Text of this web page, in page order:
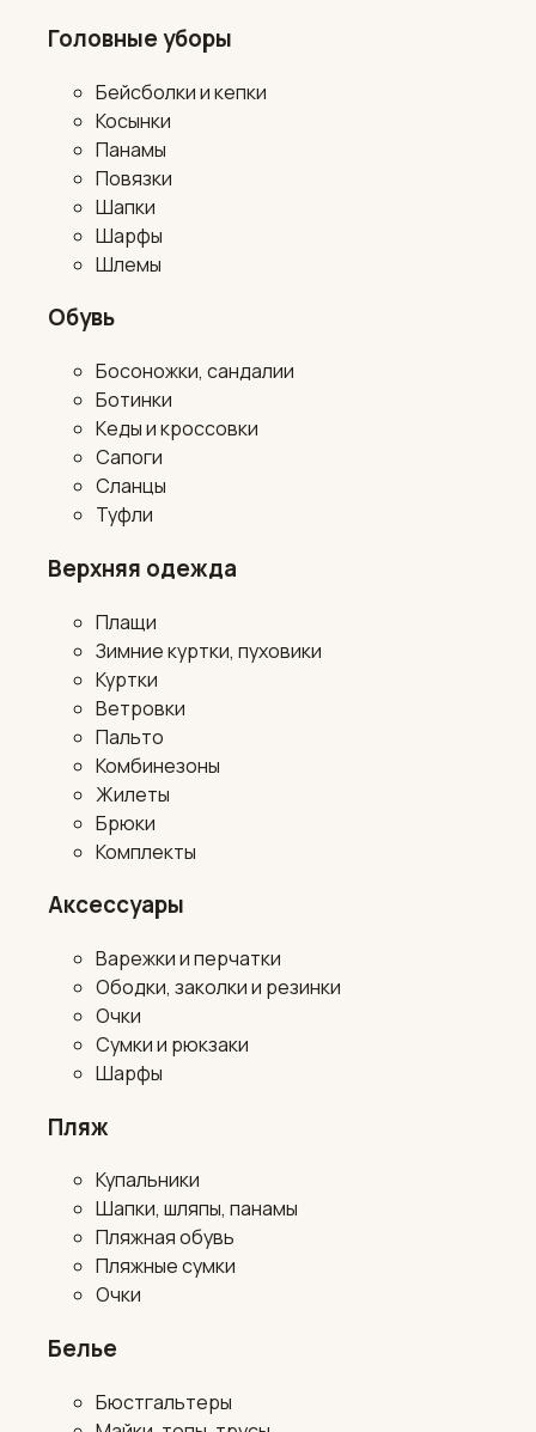
Головные уборы
Бейсболки и кепки
Косынки
Панамы
Повязки
Шапки
Шарфы
Шлемы
Обувь
Босоножки, сандалии
Ботинки
Кеды и кроссовки
Сапоги
Сланцы
Туфли
Верхняя одежда
Плащи
Зимние куртки, пуховики
Куртки
Ветровки
Пальто
Комбинезоны
Жилеты
Брюки
Комплекты
Аксессуары
Варежки и перчатки
Ободки, заколки и резинки
Очки
Сумки и рюкзаки
Шарфы
Пляж
Купальники
Шапки, шляпы, панамы
Пляжная обувь
Пляжные сумки
Очки
Белье
Бюстгальтеры